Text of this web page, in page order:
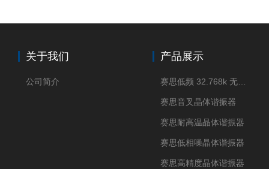
关于我们
公司简介
产品展示
赛思音叉晶体谐振器
赛思耐高温晶体谐振器
赛思低相噪晶体谐振器
赛思高精度晶体谐振器